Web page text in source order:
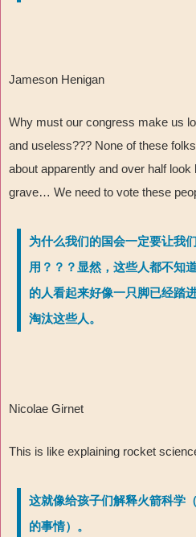
Jameson Henigan
Why must our congress make us
and useless??? None of these
about apparently and over half
grave… We need to vote these
为什么我们的国会一定要让我
用？？？显然，这些人都不知
的人看起来好像一只脚已经
淘汰这些人。
Nicolae Girnet
This is like explaining rocket
这就像给孩子们解释火箭科学
的事情）。